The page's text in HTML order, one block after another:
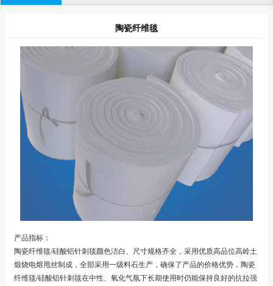
陶瓷纤维毯
产品指标：
陶瓷纤维毯/硅酸铝针刺毯颜色洁白、尺寸规格齐全，采用优质高品位高岭土
煅烧电熔甩丝制成，全部采用一级料石生产，确保了产品的价格优势，陶瓷
纤维毯/硅酸铝针刺毯在中性、氧化气氛下长期使用时仍能保持良好的抗拉强